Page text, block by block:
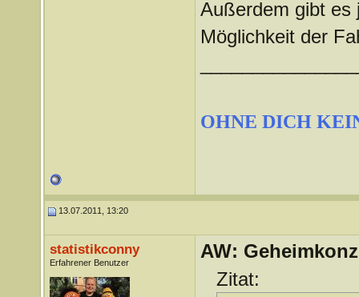
Außerdem gibt es
Möglichkeit der
OHNE DICH
13.07.2011, 13:20
statistikconny
Erfahrener Benutzer
AW:
Zitat: